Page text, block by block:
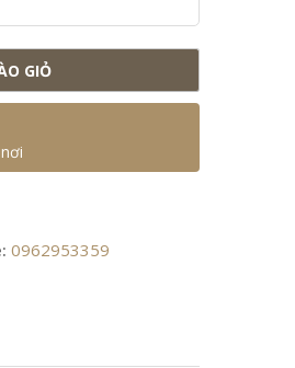
GIỎ
0962953359